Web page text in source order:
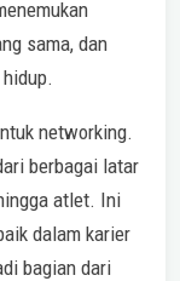
sama, dan
networking.
berbagai latar
atlet. Ini
dalam karier
bagian dari